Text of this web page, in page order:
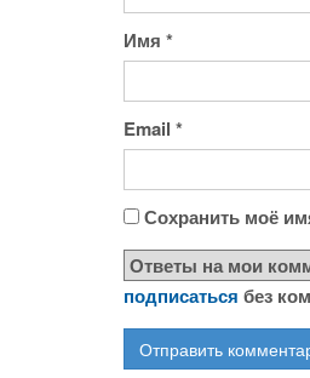
Имя *
Email *
Сохранить моё
подписаться без